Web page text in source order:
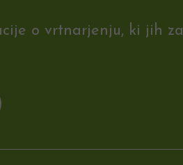
o vrtnarjenju, ki jih za